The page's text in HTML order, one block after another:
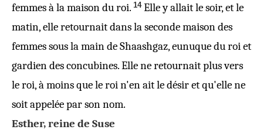
femmes à la maison du roi. 14 Elle y allait le soir, et le
matin, elle retournait dans la seconde maison des
femmes sous la main de Shaashgaz, eunuque du roi et
gardien des concubines. Elle ne retournait plus vers
le roi, à moins que le roi n'en ait le désir et qu'elle ne
soit appelée par son nom.
Esther, reine de Suse